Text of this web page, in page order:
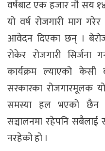
वर्षबाट एक हजार नौ सय
यो वर्ष रोजगारी माग
आवेदन दिएका छन् ।
रोकेर रोजगारी सिर्जना
कार्यक्रम ल्याएको
सरकारका रोजगारमूलक
समस्या हल भएको छैन ।
सञ्चालनमा रहेपनि
नरहेको हो ।